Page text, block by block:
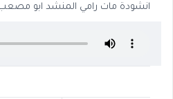
انشودة مات رامي المنشد ابو مصعب